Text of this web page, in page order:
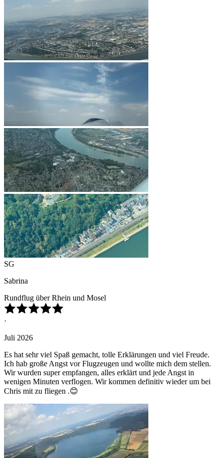
SG
Sabrina
Rundflug über Rhein und Mosel
·
Juli 2026
Es hat sehr viel Spaß gemacht, tolle Erklärungen und viel Freude.
Ich hab große Angst vor Flugzeugen und wollte mich dem stellen.
Wir wurden super empfangen, alles erklärt und jede Angst in
wenigen Minuten verflogen. Wir kommen definitiv wieder um bei
Chris mit zu fliegen .😊